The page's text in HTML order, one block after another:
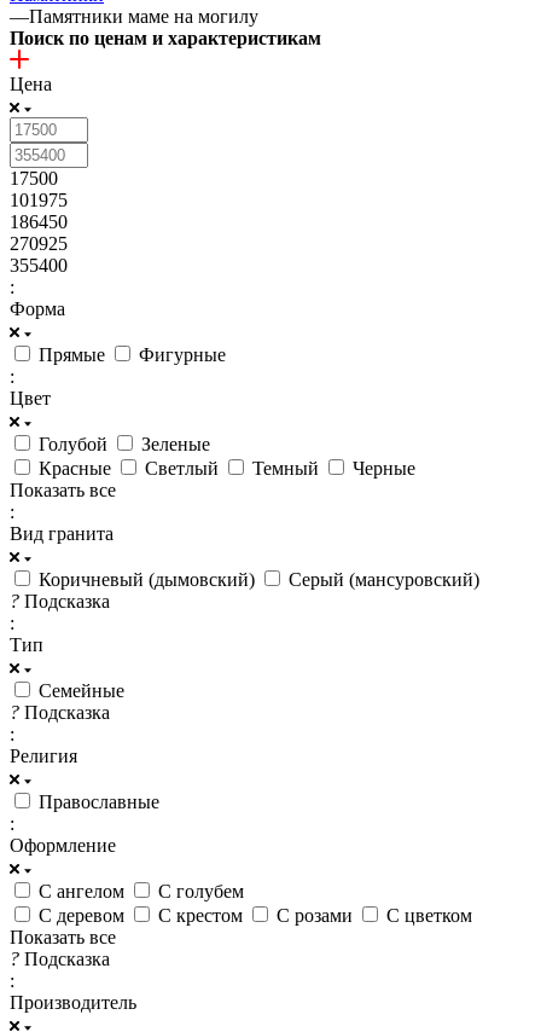
—Памятники маме на могилу
Поиск по ценам и характеристикам
Цена
17500
101975
186450
270925
355400
:
Форма
Прямые
Фигурные
:
Цвет
Голубой
Зеленые
Красные
Светлый Темный
Черные
Показать все
:
Вид гранита
Коричневый (дымовский)
Серый (мансуровский)
? Подсказка
:
Тип
Семейные
? Подсказка
:
Религия
Православные
:
Оформление
С ангелом
С голубем
С деревом
С крестом С розами
С цветком
Показать все
? Подсказка
:
Производитель